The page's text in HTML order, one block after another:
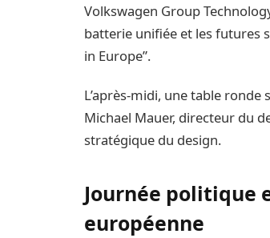
Volkswagen Group
batterie unifiée et les futures
in Europe”.
L’après-midi, une table
Michael Mauer, directeur du
stratégique du design.
Journée politique
européenne